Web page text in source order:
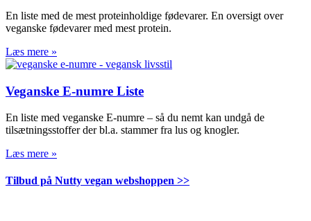
En liste med de mest proteinholdige fødevarer. En oversigt over
veganske fødevarer med mest protein.
Læs mere »
Veganske E-numre Liste
En liste med veganske E-numre – så du nemt kan undgå de
tilsætningsstoffer der bl.a. stammer fra lus og knogler.
Læs mere »
Tilbud på Nutty vegan webshoppen >>